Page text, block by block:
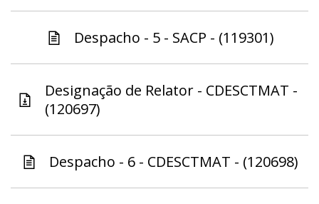
Despacho - 5 - SACP - (119301)
Designação de Relator - CDESCTMAT -
(120697)
Despacho - 6 - CDESCTMAT - (120698)